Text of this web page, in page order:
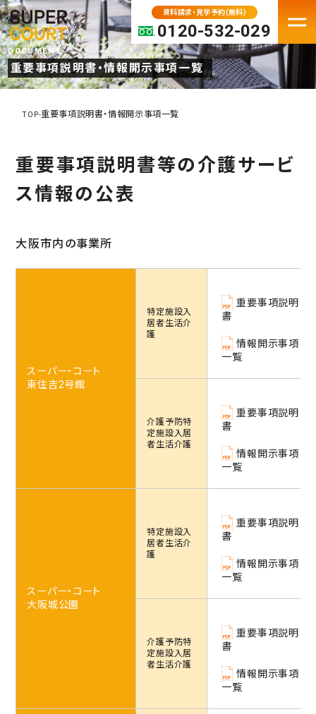
資料請求・見学予約(無料)
0120-532-029
老人ホーム・介護施設一覧
プレミアムシリーズ
滋賀の老人ホーム・介護施設
入居検討中の方へ
入居の流れ
不動産・相続のサポート（外部サ
ービス）
スーパー・コートの特徴
認知症ケア
イベント・アクティビティ
社会からの評価
スーパー・コートについて
DOCUMENT
重要事項説明書・情報開示事項一覧
TOP-重要事項説明書・情報開示事項一覧
重要事項説明書等の介護サービ
ス情報の公表
大阪市内の事業所
スーパー・コート
東住吉2号館
特定施設入
居者生活介
護
重要事項説明
書
情報開示事項
一覧
介護予防特
定施設入居
者生活介護
重要事項説明
書
情報開示事項
一覧
スーパー・コート
大阪城公園
特定施設入
居者生活介
護
重要事項説明
書
情報開示事項
一覧
介護予防特
定施設入居
者生活介護
重要事項説明
書
情報開示事項
一覧